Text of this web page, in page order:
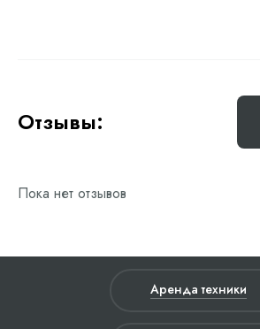
Отзывы:
Пока нет отзывов
Аренда техники